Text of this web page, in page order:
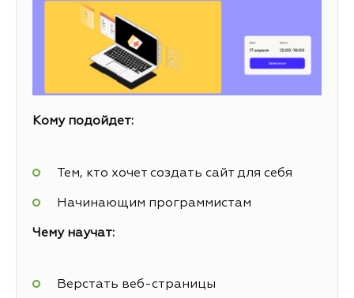
Кому подойдет:
Тем, кто хочет создать сайт для себя
Начинающим программистам
Чему научат:
Верстать веб-страницы